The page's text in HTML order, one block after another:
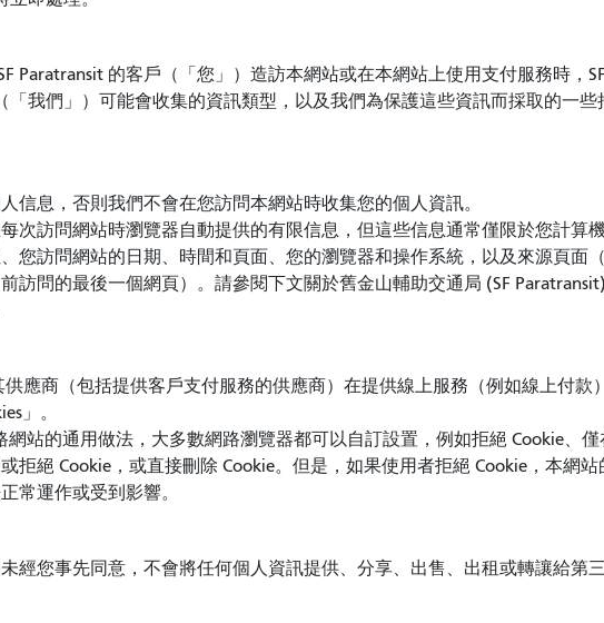
Paratransit 的客戶（「您」）造訪本網站或在本網站上使用支付服務時，SF
「我們」）可能會收集的資訊類型，以及我們為保護這些資訊而採取的一些
信息，否則我們不會在您訪問本網站時收集您的個人資訊。
次訪問網站時瀏覽器自動提供的有限信息，但這些信息通常僅限於您計算
您訪問網站的日期、時間和頁面、您的瀏覽器和操作系統，以及來源頁面
訪問的最後一個網頁）。請參閱下文關於舊金山輔助交通局 (SF
供應商（包括提供客戶支付服務的供應商）在提供線上服務（例如線上付款
」。
網站的通用做法，大多數網路瀏覽器都可以自訂設置，例如拒絕 Cookie、僅
拒絕 Cookie，或直接刪除 Cookie。但是，如果使用者拒絕 Cookie，本網站
常運作或受到影響。
經您事先同意，不會將任何個人資訊提供、分享、出售、出租或轉讓給第三